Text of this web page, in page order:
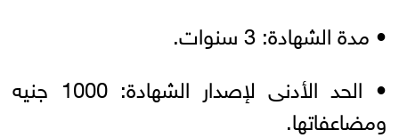
• مدة الشهادة: 3 سنوات.
• الحد الأدنى لإصدار الشهادة: 1000 جنيه
ومضاعفاتها.